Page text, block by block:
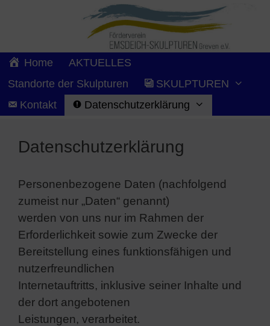
Home
AKTUELLES
Standorte der Skulpturen
SKULPTUREN
Kontakt
Datenschutzerklärung
Datenschutzerklärung
Personenbezogene Daten (nachfolgend
zumeist nur „Daten“ genannt)
werden von uns nur im Rahmen der
Erforderlichkeit sowie zum Zwecke der
Bereitstellung eines funktionsfähigen und
nutzerfreundlichen
Internetauftritts, inklusive seiner Inhalte und
der dort angebotenen
Leistungen, verarbeitet.